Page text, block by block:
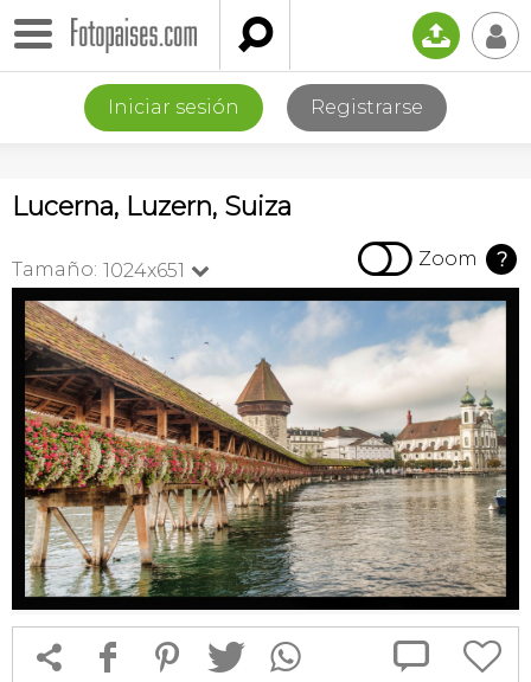
 📤 👤
Iniciar sesión Registrarse
Lucerna, Luzern, Suiza
Tamaño: 1024x651   Zoom ?
 f 1 T  